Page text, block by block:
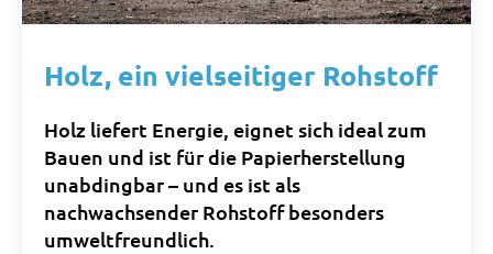
Holz, ein vielseitiger Rohstoff
Holz liefert Energie, eignet sich ideal zum
Bauen und ist für die Papierherstellung
unabdingbar – und es ist als
nachwachsender Rohstoff besonders
umweltfreundlich.